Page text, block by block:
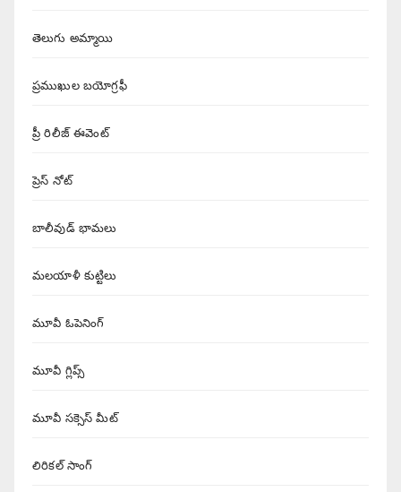
తెలుగు అమ్మాయి
ప్రముఖుల బయోగ్రఫీ
ప్రీ రిలీజ్ ఈవెంట్
ప్రెస్ నోట్
బాలీవుడ్ భామలు
మలయాళీ కుట్టిలు
మూవీ ఓపెనింగ్
మూవీ గ్లిప్స్
మూవీ సక్సెస్ మీట్
లిరికల్ సాంగ్